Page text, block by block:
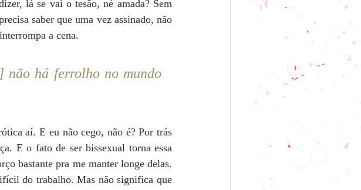
lá se vai o tesão, né amada? Sem
saber que uma vez assinado, não
a cena.
não há ferrolho no mundo
aí. E eu não cego, não é? Por trás
E o fato de ser bissexual torna essa
bastante pra me manter longe delas.
do trabalho. Mas não significa que